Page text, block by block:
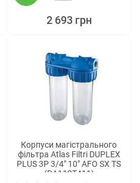
2 693 грн
Корпуси магістрального
фільтра Atlas Filtri DUPLEX
PLUS 3P 3/4" 10" AFO SX TS
(RA112T411)